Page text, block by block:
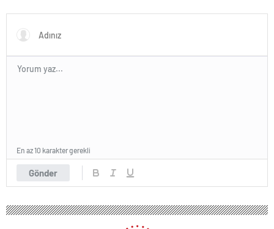
Gönder
En az 10 karakter gerekli